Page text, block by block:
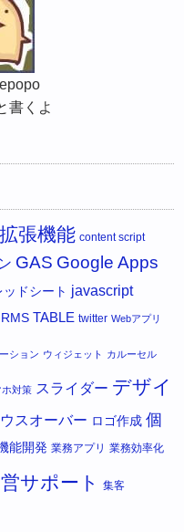
書くよ
張機能 content script
GAS Google Apps
ドシート javascript
RMS TABLE twitter Webアプリ
ション ウィジェット カルーセル
ホ対策 スライダー デザイ
スオーバー ロゴ作成 個
能開発 業務アプリ 業務効率化
サポート 集客